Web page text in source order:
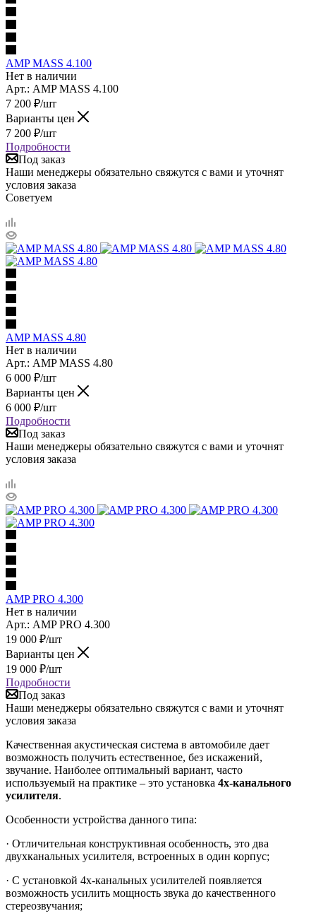
AMP MASS 4.100
Нет в наличии
Арт.: AMP MASS 4.100
7 200 ₽/шт
Варианты цен
7 200 ₽/шт
Подробности
Под заказ
Наши менеджеры обязательно свяжутся с вами и уточнят
условия заказа
Советуем
AMP MASS 4.80
Нет в наличии
Арт.: AMP MASS 4.80
6 000 ₽/шт
Варианты цен
6 000 ₽/шт
Подробности
Под заказ
Наши менеджеры обязательно свяжутся с вами и уточнят
условия заказа
AMP PRO 4.300
Нет в наличии
Арт.: AMP PRO 4.300
19 000 ₽/шт
Варианты цен
19 000 ₽/шт
Подробности
Под заказ
Наши менеджеры обязательно свяжутся с вами и уточнят
условия заказа
Качественная акустическая система в автомобиле дает
возможность получить естественное, без искажений,
звучание. Наиболее оптимальный вариант, часто
используемый на практике – это установка 4х-канального
усилителя.
Особенности устройства данного типа:
· Отличительная конструктивная особенность, это два
двухканальных усилителя, встроенных в один корпус;
· С установкой 4х-канальных усилителей появляется
возможность усилить мощность звука до качественного
стереозвучания;